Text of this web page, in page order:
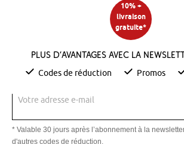
10% +
livraison
gratuite*
Plus d’avantages avec la
Codes de réduction Promos
Votre adresse e-mail
* Valable 30 jours après l’abonnement à la
d'autres codes de réduction.